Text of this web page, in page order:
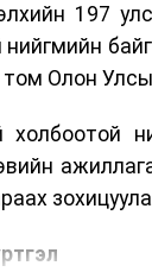
197
том Олон
холбоотой